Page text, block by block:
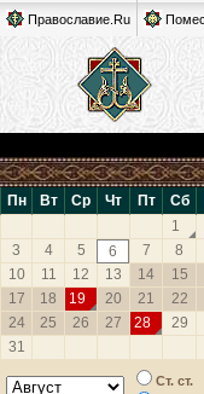
Православие.Ru
Пн Вт Ср Чт Пт Сб
1
3
4 5 6 7 8
10
11 12 13 14 15
17
18 19 20 21 22
24
25 26 27 28 29
31
Ст. ст.